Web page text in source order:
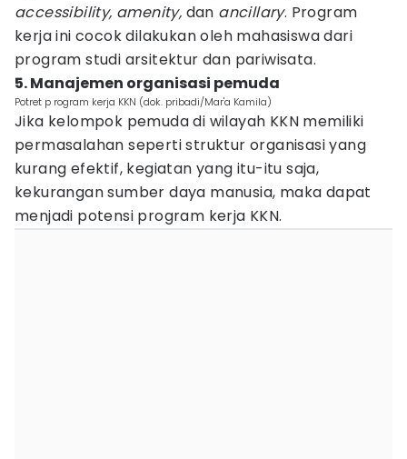
accessibility, amenity, dan ancillary. Program
kerja ini cocok dilakukan oleh mahasiswa dari
program studi arsitektur dan pariwisata.
5. Manajemen organisasi pemuda
Potret p rogram kerja KKN (dok. pribadi/Mar'a Kamila)
Jika kelompok pemuda di wilayah KKN memiliki
permasalahan seperti struktur organisasi yang
kurang efektif, kegiatan yang itu-itu saja,
kekurangan sumber daya manusia, maka dapat
menjadi potensi program kerja KKN.